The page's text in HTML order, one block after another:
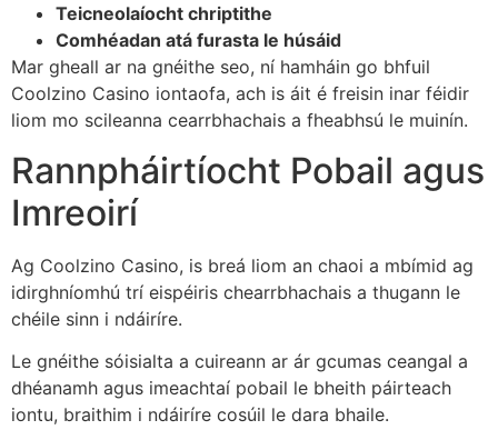
Teicneolaíocht chriptithe
Comhéadan atá furasta le húsáid
Mar gheall ar na gnéithe seo, ní hamháin go bhfuil
Coolzino Casino iontaofa, ach is áit é freisin inar féidir
liom mo scileanna cearrbhachais a fheabhsú le muinín.
Rannpháirtíocht Pobail agus
Imreoirí
Ag Coolzino Casino, is breá liom an chaoi a mbímid ag
idirghníomhú trí eispéiris chearrbhachais a thugann le
chéile sinn i ndáiríre.
Le gnéithe sóisialta a cuireann ar ár gcumas ceangal a
dhéanamh agus imeachtaí pobail le bheith páirteach
iontu, braithim i ndáiríre cosúil le dara bhaile.